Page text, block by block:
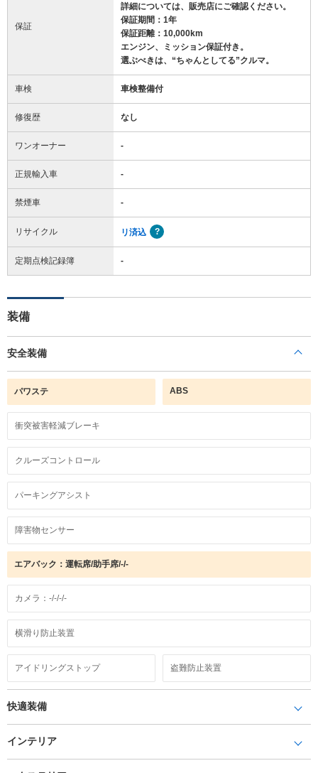
保証
詳細については、販売店にご確認ください。
保証期間：1年
保証距離：10,000km
エンジン、ミッション保証付き。
選ぶべきは、“ちゃんとしてる”クルマ。
車検 車検整備付
修復歴 なし
ワンオーナー -
正規輸入車 -
禁煙車 -
リサイクル リ済込
定期点検記録簿 -
装備
安全装備
パワステ ABS
衝突被害軽減ブレーキ
クルーズコントロール
パーキングアシスト
障害物センサー
エアバック：運転席/助手席/-/-
カメラ：-/-/-/-
横滑り防止装置
アイドリングストップ 盗難防止装置
快適装備
インテリア